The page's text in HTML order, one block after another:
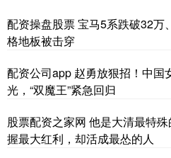
配资操盘股票 宝马5系跌破32万
格地板被击穿
配资公司app 赵勇放狠招！中国
光，“双魔王”紧急回归
股票配资之家网 他是大清最特
握最大红利，却活成最怂的人